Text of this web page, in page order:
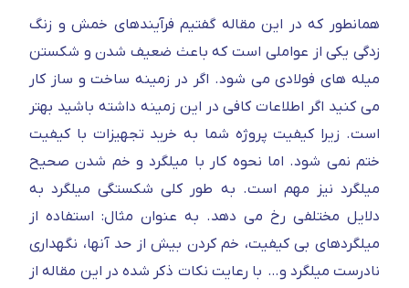
همانطور که در این مقاله گفتیم فرآیندهای خمش و زنگ
زدگی یکی از عواملی است که باعث ضعیف شدن و شکستن
میله های فولادی می شود. اگر در زمینه ساخت و ساز کار
می کنید اگر اطلاعات کافی در این زمینه داشته باشید بهتر
است. زیرا کیفیت پروژه شما به خرید تجهیزات با کیفیت
ختم نمی شود. اما نحوه کار با میلگرد و خم شدن صحیح
میلگرد نیز مهم است. به طور کلی شکستگی میلگرد به
دلایل مختلفی رخ می دهد. به عنوان مثال: استفاده از
میلگردهای بی کیفیت، خم کردن بیش از حد آنها، نگهداری
نادرست میلگرد و… با رعایت نکات ذکر شده در این مقاله از